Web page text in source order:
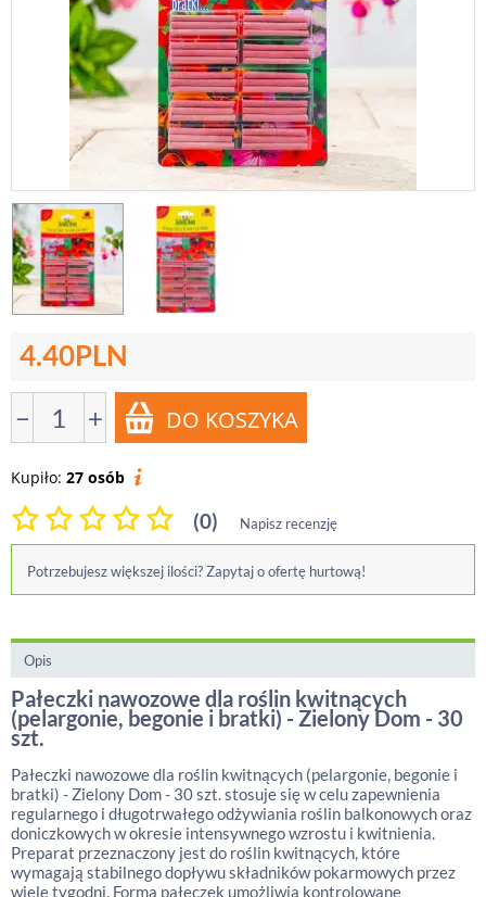
4.40PLN
− +
Kupiło: 27 osób
(0) Napisz recenzję
Potrzebujesz większej ilości? Zapytaj o ofertę hurtową!
Opis
Pałeczki nawozowe dla roślin kwitnących
(pelargonie, begonie i bratki) - Zielony Dom - 30
szt.
Pałeczki nawozowe dla roślin kwitnących (pelargonie, begonie i
bratki) - Zielony Dom - 30 szt. stosuje się w celu zapewnienia
regularnego i długotrwałego odżywiania roślin balkonowych oraz
doniczkowych w okresie intensywnego wzrostu i kwitnienia.
Preparat przeznaczony jest do roślin kwitnących, które
wymagają stabilnego dopływu składników pokarmowych przez
wiele tygodni. Forma pałeczek umożliwia kontrolowane